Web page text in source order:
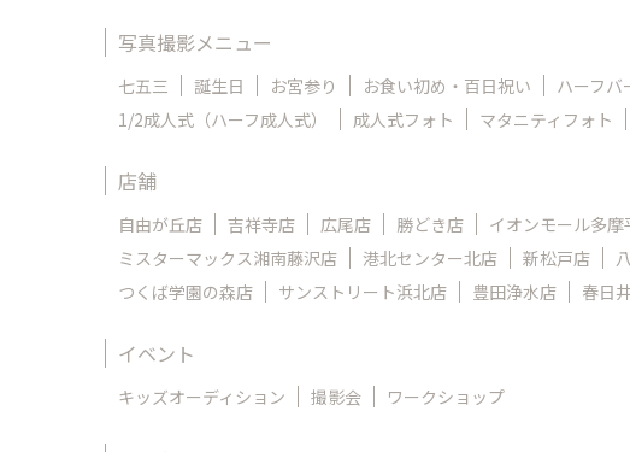
写真撮影メニュー
七五三 誕生日 お宮参り お食い初め・百日祝い ハーフバ
1/2成人式（ハーフ成人式）
成人式フォト マタニティフォト
店舗
自由が丘店 吉祥寺店 広尾店 勝どき店 イオンモール多摩
ミスターマックス湘南藤沢店
港北センター北店 新松戸店
つくば学園の森店
サンストリート浜北店 豊田浄水店 春日
イベント
キッズオーディション 撮影会 ワークショップ